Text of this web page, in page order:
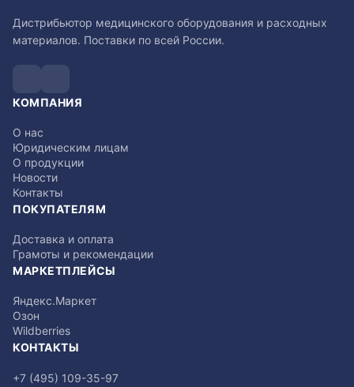
Дистрибьютор медицинского оборудования и расходных
материалов. Поставки по всей России.
КОМПАНИЯ
О нас
Юридическим лицам
О продукции
Новости
Контакты
ПОКУПАТЕЛЯМ
Доставка и оплата
Грамоты и рекомендации
МАРКЕТПЛЕЙСЫ
Яндекс.Маркет
Озон
Wildberries
КОНТАКТЫ
+7 (495) 109-35-97